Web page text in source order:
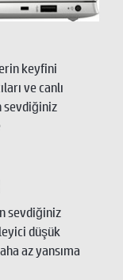
keyfini
ve canlı
sevdiğiniz
sevdiğiniz
düşük
az yansıma